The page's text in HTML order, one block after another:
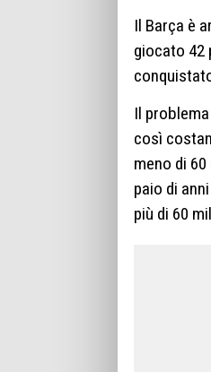
Il Barça è
giocato 42
Il
così
meno di
paio di
più di 60